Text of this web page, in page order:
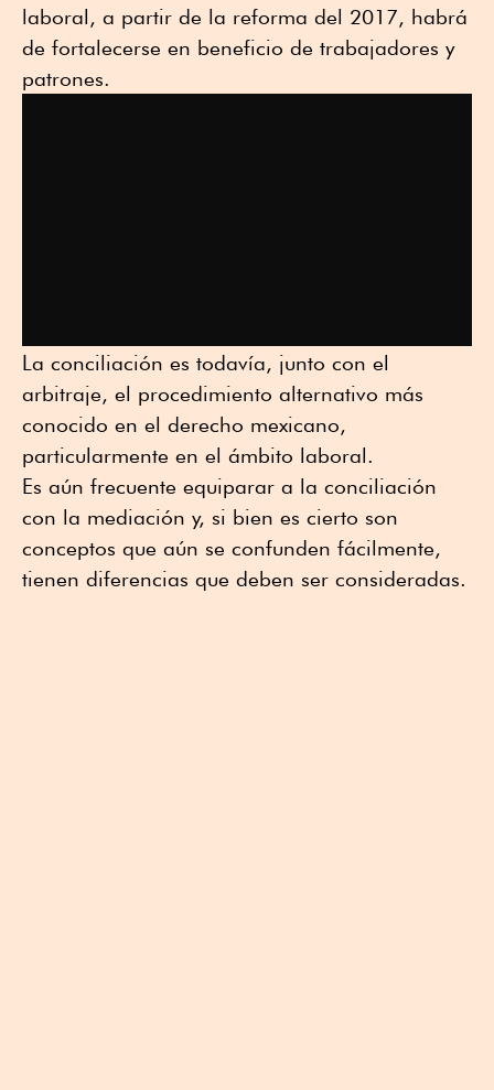
laboral, a partir de la reforma del 2017, habrá
de fortalecerse en beneficio de trabajadores y
patrones.
La conciliación es todavía, junto con el
arbitraje, el procedimiento alternativo más
conocido en el derecho mexicano,
particularmente en el ámbito laboral.
Es aún frecuente equiparar a la conciliación
con la mediación y, si bien es cierto son
conceptos que aún se confunden fácilmente,
tienen diferencias que deben ser consideradas.